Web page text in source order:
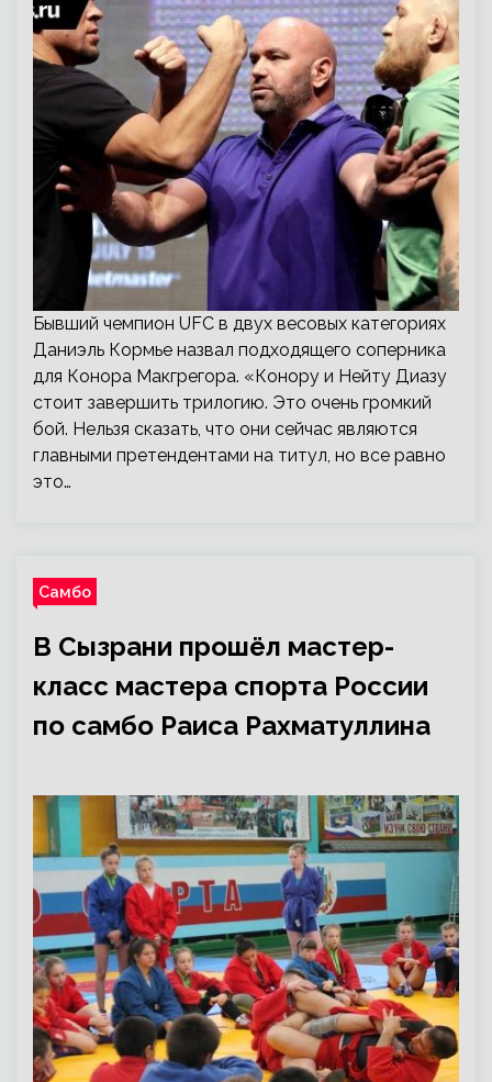
Бывший чемпион UFC в двух весовых категориях
Даниэль Кормье назвал подходящего соперника
для Конора Макгрегора. «Конору и Нейту Диазу
стоит завершить трилогию. Это очень громкий
бой. Нельзя сказать, что они сейчас являются
главными претендентами на титул, но все равно
это…
Самбо
В Сызрани прошёл мастер-
класс мастера спорта России
по самбо Раиса Рахматуллина